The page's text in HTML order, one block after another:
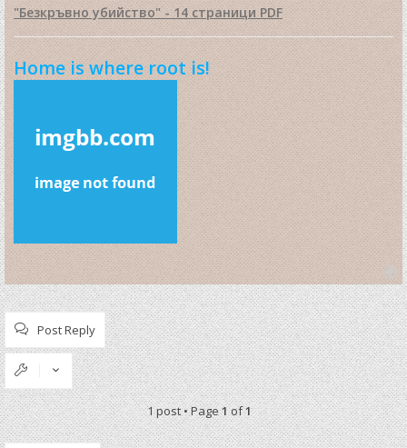
"Безкръвно убийство" - 14 страници PDF
Home is where root is!
T
o
p
Post Reply
1 post • Page1of1